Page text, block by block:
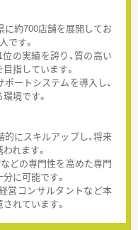
約700店舗を展開してお
です。
の実績を誇り、質の高い
指しています。
ートシステムを導入し、
境です。
にスキルアップし、将来
れます。
どの専門性を高めた専門
に可能です。
営コンサルタントなど本
れています。